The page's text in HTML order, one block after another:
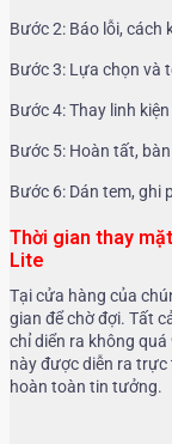
Bước 2: Báo lỗi, cách
Bước 3: Lựa chọn và
Bước 4: Thay linh kiện
Bước 5: Hoàn tất,
Bước 6: Dán tem, ghi
Thời gian thay
Lite
Tại cửa hàng của
gian để chờ đợi. Tất
chỉ diển ra không
này được diễn ra
hoàn toàn tin tưởng.